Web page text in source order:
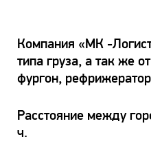
Компания «МК -
типа груза, а так же
фургон, рефрижератор
Расстояние между
ч.